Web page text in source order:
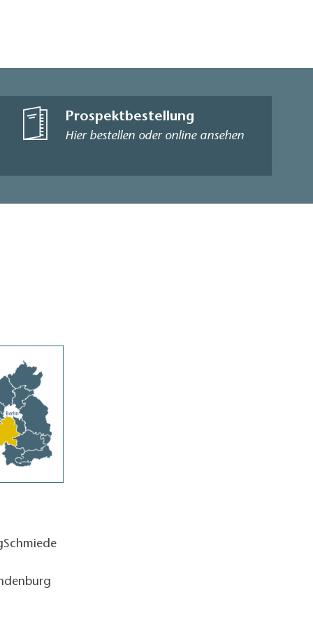
Prospektbestellung
Hier bestellen oder online ansehen